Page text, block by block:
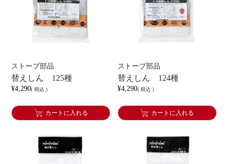
ストーブ部品
替えしん 125種
¥4,290 税込
カートに入れる
ストーブ部品
替えしん 124種
¥4,290 税込
カートに入れる